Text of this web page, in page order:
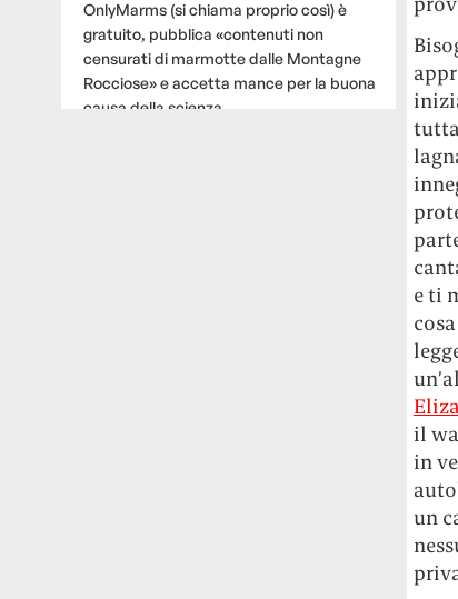
OnlyMarms (si chiama proprio così) è
gratuito, pubblica «contenuti non
censurati di marmotte dalle Montagne
Rocciose» e accetta mance per la buona
causa della scienza.
tutta
e ti
il
in
un